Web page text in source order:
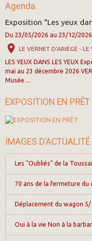
Agenda
Exposition "Les yeux
Du 23/05/2026 au 23/12/2026
LE VERNET D'ARIÈGE - LE
LES YEUX DANS LES YEUX
mai au 23 décembre 2026
Musée ...
EXPOSITION EN PRÊT
IMAGES D’ACTUALITÉ
Les "Oubliés" de la
70 ans de la fermeture du
Déplacement du wagon
Oui à la vie Non à la